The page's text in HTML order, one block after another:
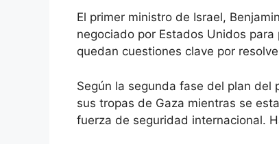
El primer ministro de Israel,
negociado por Estados Unidos
quedan cuestiones clave por
Según la segunda fase del plan del
sus tropas de Gaza mientras se
fuerza de seguridad internacional.